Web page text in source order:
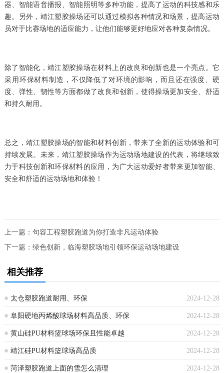
器、智能语音播报、智能照明等多种功能，提高了运动的科技感和乐
趣。另外，靖江塑胶操场还可以通过模拟各种情况和场景，提高运动
员对于比赛场地的适应能力，让他们能够更好地应对各种复杂情况。
除了智能化，靖江塑胶操场在材料上的改良和创新也是一个亮点。它
采用环保材料制造，不仅降低了对环境的影响，而且还在强度、硬
度、弹性、韧性等方面都做了改良和创新，使得操场更加安全、舒适
和持久耐用。
总之，靖江塑胶操场的智能和材料创新，带来了全新的运动体验和可
持续发展。未来，靖江塑胶操场作为运动场地建设的代表，将继续致
力于科技创新和环保材料的应用，为广大运动爱好者带来更加智能、
安全和舒适的运动场地和体验！
上一篇： 句容工程塑胶跑道为你打造非凡运动体验
下一篇： 绿色创新，临海塑胶场地引领环保运动场地建设
相关推荐
2024-12-28
太仓塑胶跑道耐用、环保
2024-12-28
阜阳硬地丙烯酸球场材料高品质、环保
2024-12-28
黄山硅PU材料篮球场环保且性能卓越
2024-12-28
靖江硅PU材料篮球场高品质
2024-12-28
菏泽塑胶跑道上面的雪怎么清理